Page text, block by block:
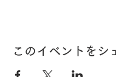
このイベントをシ